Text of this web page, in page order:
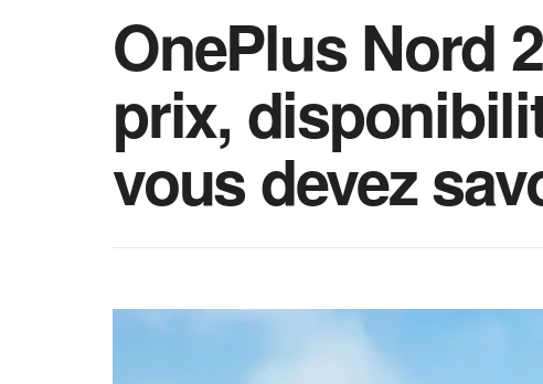
OnePlus Nord
prix,
vous devez